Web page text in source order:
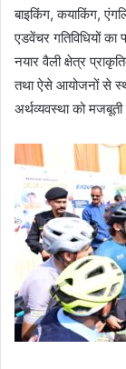
बाइकिंग, कयाकिंग,
एडवेंचर गतिविधियों
नयार वैली क्षेत्र
तथा ऐसे आयोजनों से
अर्थव्यवस्था को मजबूती